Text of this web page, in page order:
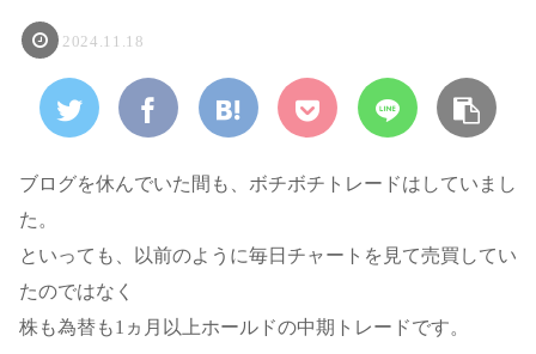
2024.11.18
ブログを休んでいた間も、ボチボチトレードはしていまし
た。
といっても、以前のように毎日チャートを見て売買してい
たのではなく
株も為替も1ヵ月以上ホールドの中期トレードです。